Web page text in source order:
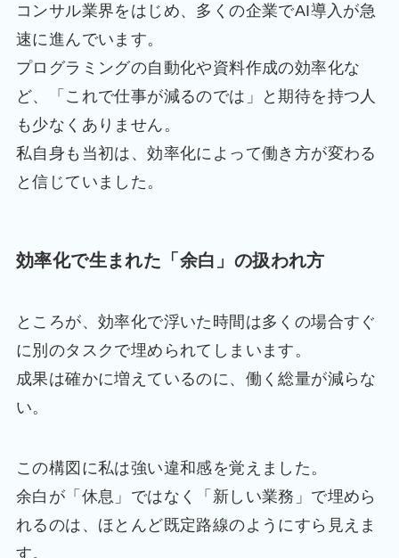
コンサル業界をはじめ、多くの企業でAI導入が急
速に進んでいます。
プログラミングの自動化や資料作成の効率化な
ど、「これで仕事が減るのでは」と期待を持つ人
も少なくありません。
私自身も当初は、効率化によって働き方が変わる
と信じていました。
効率化で生まれた「余白」の扱われ方
ところが、効率化で浮いた時間は多くの場合すぐ
に別のタスクで埋められてしまいます。
成果は確かに増えているのに、働く総量が減らな
い。
この構図に私は強い違和感を覚えました。
余白が「休息」ではなく「新しい業務」で埋めら
れるのは、ほとんど既定路線のようにすら見えま
す。